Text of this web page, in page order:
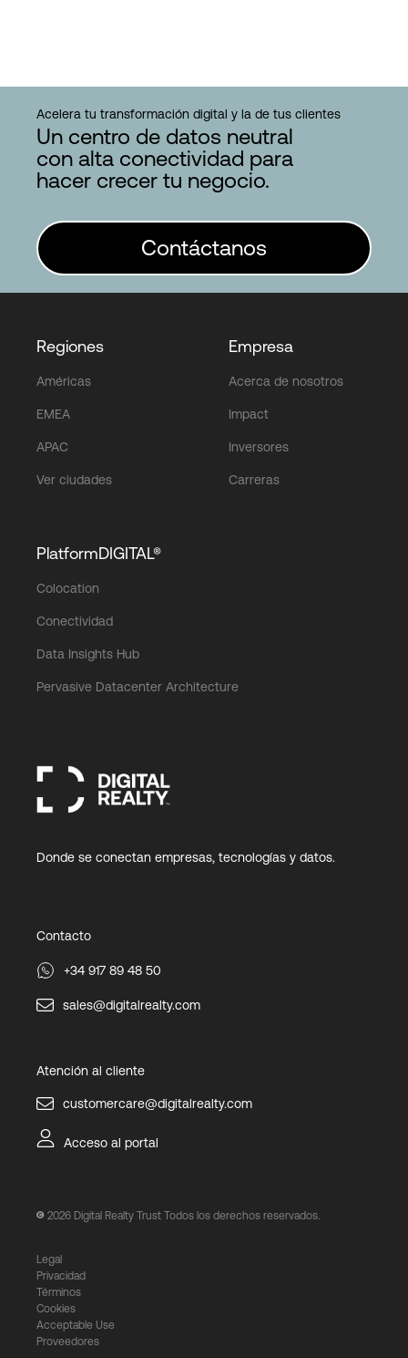
Acelera tu transformación digital y la de tus clientes
Un centro de datos neutral
con alta conectividad para
hacer crecer tu negocio.
Contáctanos
Regiones
Américas
EMEA
APAC
Ver ciudades
Empresa
Acerca de nosotros
Impact
Inversores
Carreras
PlatformDIGITAL®
Colocation
Conectividad
Data Insights Hub
Pervasive Datacenter Architecture
Donde se conectan empresas, tecnologías y datos.
Contacto
+34 917 89 48 50
sales@digitalrealty.com
Atención al cliente
customercare@digitalrealty.com
Acceso al portal
2026 Digital Realty Trust Todos los derechos reservados.
Legal
Privacidad
Términos
Cookies
Acceptable Use
Proveedores